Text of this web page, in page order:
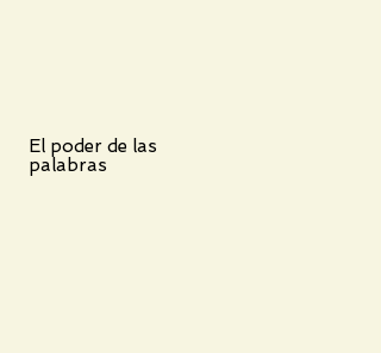
El poder de las
palabras